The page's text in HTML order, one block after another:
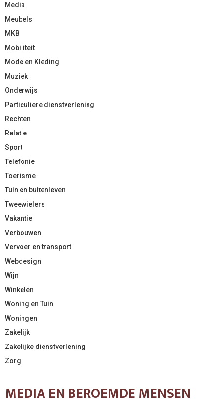
Media
Meubels
MKB
Mobiliteit
Mode en Kleding
Muziek
Onderwijs
Particuliere dienstverlening
Rechten
Relatie
Sport
Telefonie
Toerisme
Tuin en buitenleven
Tweewielers
Vakantie
Verbouwen
Vervoer en transport
Webdesign
Wijn
Winkelen
Woning en Tuin
Woningen
Zakelijk
Zakelijke dienstverlening
Zorg
MEDIA EN BEROEMDE MENSEN